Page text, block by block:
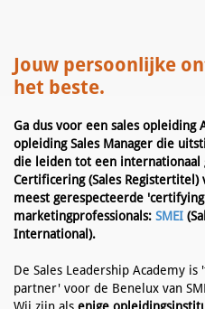
Jouw persoonlijke
het beste.
Ga dus voor een sales opleiding
opleiding Sales Manager die
die leiden tot een internationaal
Certificering (Sales Registertitel)
meest gerespecteerde
marketingprofessionals: SMEI
International).
De Sales Leadership Academy
partner' voor de Benelux van